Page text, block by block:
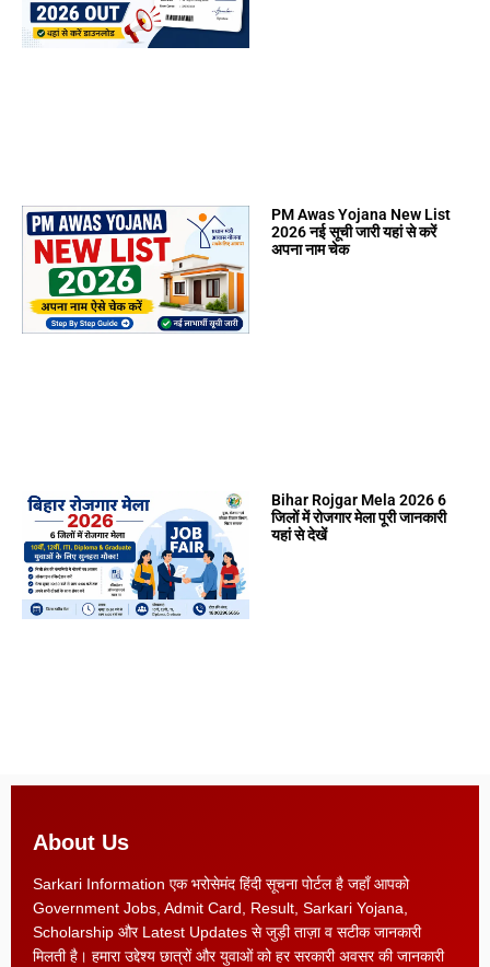
PM Awas Yojana New List
2026 नई सूची जारी यहां से करें
अपना नाम चेक
Bihar Rojgar Mela 2026 6
जिलों में रोजगार मेला पूरी जानकारी
यहां से देखें
About Us
Sarkari Information एक भरोसेमंद हिंदी सूचना पोर्टल है जहाँ आपको
Government Jobs, Admit Card, Result, Sarkari Yojana,
Scholarship और Latest Updates से जुड़ी ताज़ा व सटीक जानकारी
मिलती है। हमारा उद्देश्य छात्रों और युवाओं को हर सरकारी अवसर की जानकारी